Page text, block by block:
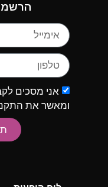
אני מסכים
ומאשר את